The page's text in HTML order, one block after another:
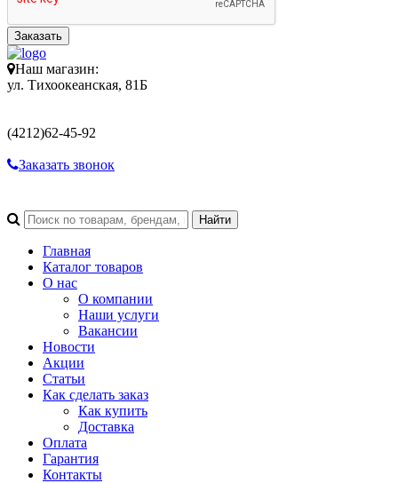
Заказать
Наш магазин:
ул. Тихоокеанская, 81Б
(4212)62-45-92
Заказать звонок
Главная
Каталог товаров
О нас
О компании
Наши услуги
Вакансии
Новости
Акции
Статьи
Как сделать заказ
Как купить
Доставка
Оплата
Гарантия
Контакты